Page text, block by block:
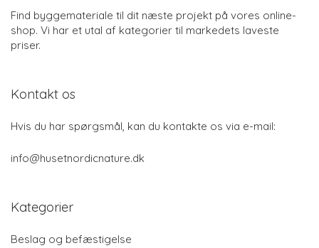
Find byggemateriale til dit næste projekt på vores online-
shop. Vi har et utal af kategorier til markedets laveste
priser.
Kontakt os
Hvis du har spørgsmål, kan du kontakte os via e-mail:
info@husetnordicnature.dk
Kategorier
Beslag og befæstigelse